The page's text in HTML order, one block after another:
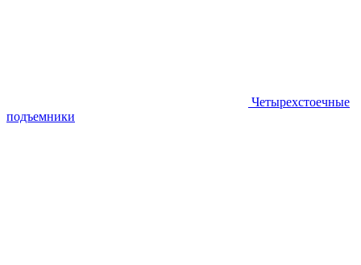
Четырехстоечные
подъемники